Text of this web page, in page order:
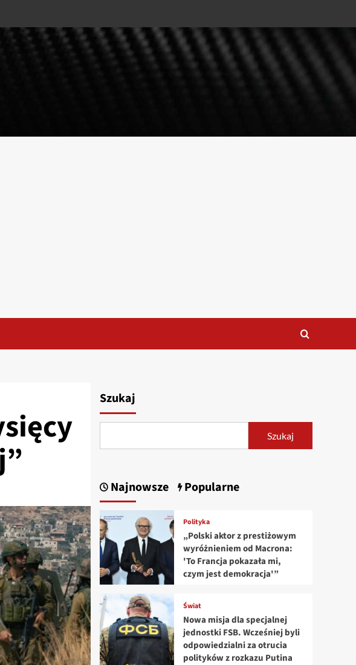
Szukaj
Szukaj
Najnowsze Popularne
Polityka
„Polski aktor z prestiżowym
wyróżnieniem od Macrona:
'To Francja pokazała mi,
czym jest demokracja'”
Świat
Nowa misja dla specjalnej
jednostki FSB. Wcześniej byli
odpowiedzialni za otrucia
polityków z rozkazu Putina